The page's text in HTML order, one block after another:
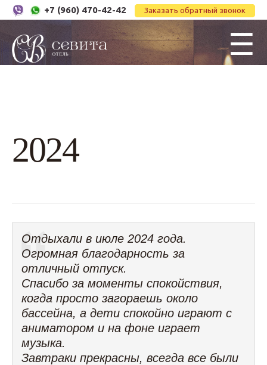
Заказать обратный звонок
+7 (960) 470-42-42
☰
2024
Отдыхали в июле 2024 года.
Огромная благодарность за
отличный отпуск.
Спасибо за моменты спокойствия,
когда просто загораешь около
бассейна, а дети спокойно играют с
аниматором и на фоне играет
музыка.
Завтраки прекрасны, всегда все были